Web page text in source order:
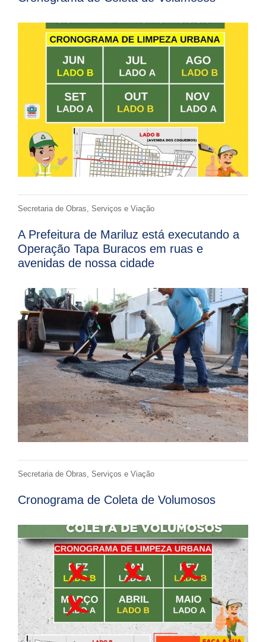
Secretaria de Obras, Serviços e Viação
A Prefeitura de Mariluz está executando a
Operação Tapa Buracos em ruas e
avenidas de nossa cidade
Secretaria de Obras, Serviços e Viação
Cronograma de Coleta de Volumosos